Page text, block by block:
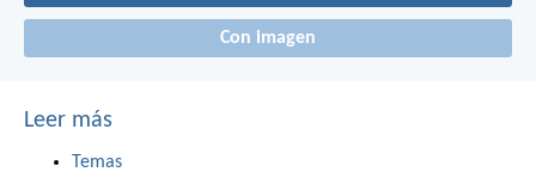
Con imagen
Leer más
Temas